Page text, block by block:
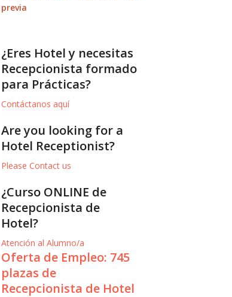
previa
¿Eres Hotel y necesitas
Recepcionista formado
para Prácticas?
Contáctanos aquí
Are you looking for a
Hotel Receptionist?
Please Contact us
¿Curso ONLINE de
Recepcionista de
Hotel?
Atención al Alumno/a
Oferta de Empleo: 745
plazas de
Recepcionista de Hotel